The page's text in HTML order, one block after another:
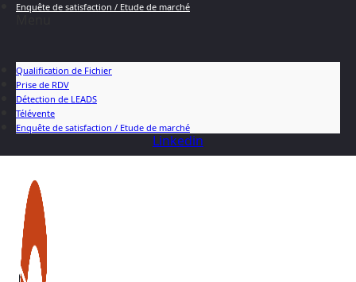
Enquête de satisfaction / Etude de marché
Qualification de Fichier
Prise de RDV
Détection de LEADS
Télévente
Enquête de satisfaction / Etude de marché
Linkedin